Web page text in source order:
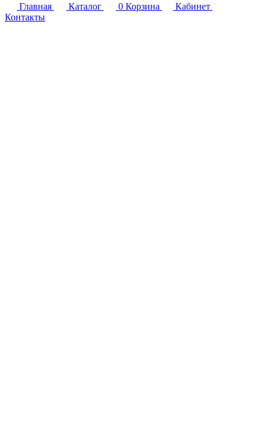
Главная
Каталог 0 Корзина
Кабинет
Контакты